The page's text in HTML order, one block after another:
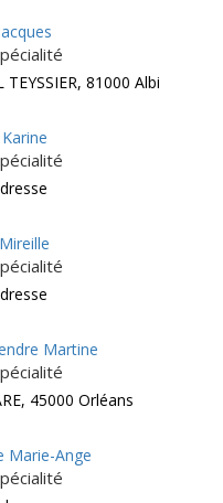
TEYSSIER, 81000 Albi
Martine
45000 Orléans
Marie-Ange